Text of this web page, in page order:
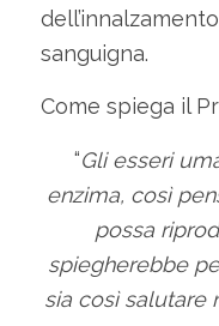
sanguigna.
Come spiega il
“Gli esseri
enzima, così
possa
spiegherebbe
sia così salutare